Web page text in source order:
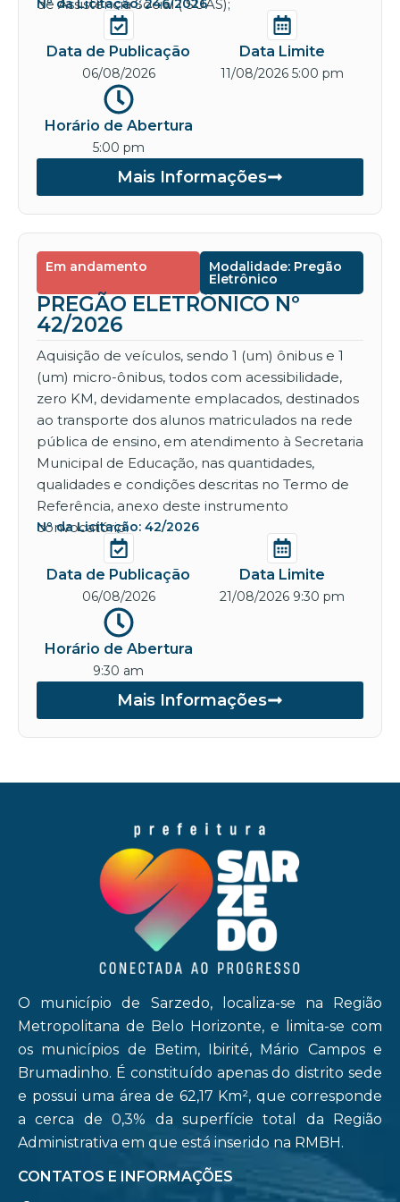
de Assistência Social ( SUAS);
Nº da Licitação: 246/2026
Data de Publicação
06/08/2026
Data Limite
11/08/2026 5:00 pm
Horário de Abertura
5:00 pm
Mais Informações
Em andamento Modalidade: Pregão
Eletrônico
PREGÃO ELETRÔNICO Nº
42/2026
Aquisição de veículos, sendo 1 (um) ônibus e 1
(um) micro-ônibus, todos com acessibilidade,
zero KM, devidamente emplacados, destinados
ao transporte dos alunos matriculados na rede
pública de ensino, em atendimento à Secretaria
Municipal de Educação, nas quantidades,
qualidades e condições descritas no Termo de
Referência, anexo deste instrumento
convocatório.
Nº da Licitação: 42/2026
Data de Publicação
06/08/2026
Data Limite
21/08/2026 9:30 pm
Horário de Abertura
9:30 am
Mais Informações
O município de Sarzedo, localiza-se na Região
Metropolitana de Belo Horizonte, e limita-se com
os municípios de Betim, Ibirité, Mário Campos e
Brumadinho. É constituído apenas do distrito sede
e possui uma área de 62,17 Km², que corresponde
a cerca de 0,3% da superfície total da Região
Administrativa em que está inserido na RMBH.
CONTATOS E INFORMAÇÕES